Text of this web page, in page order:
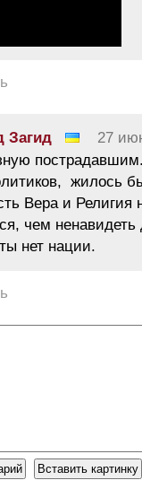
Загид 27
жилось
Вера и Религия
чем ненавидеть
нет нации.